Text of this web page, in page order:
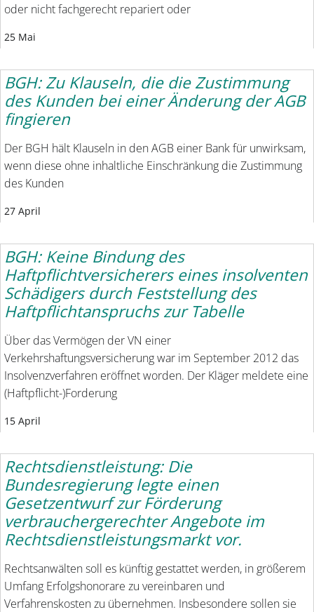
oder nicht fachgerecht repariert oder
25 Mai
BGH: Zu Klauseln, die die Zustimmung
des Kunden bei einer Änderung der AGB
fingieren
Der BGH hält Klauseln in den AGB einer Bank für unwirksam,
wenn diese ohne inhaltliche Einschränkung die Zustimmung
des Kunden
27 April
BGH: Keine Bindung des
Haftpflichtversicherers eines insolventen
Schädigers durch Feststellung des
Haftpflichtanspruchs zur Tabelle
Über das Vermögen der VN einer
Verkehrshaftungsversicherung war im September 2012 das
Insolvenzverfahren eröffnet worden. Der Kläger meldete eine
(Haftpflicht-)Forderung
15 April
Rechtsdienstleistung: Die
Bundesregierung legte einen
Gesetzentwurf zur Förderung
verbrauchergerechter Angebote im
Rechtsdienstleistungsmarkt vor.
Rechtsanwälten soll es künftig gestattet werden, in größerem
Umfang Erfolgshonorare zu vereinbaren und
Verfahrenskosten zu übernehmen. Insbesondere sollen sie